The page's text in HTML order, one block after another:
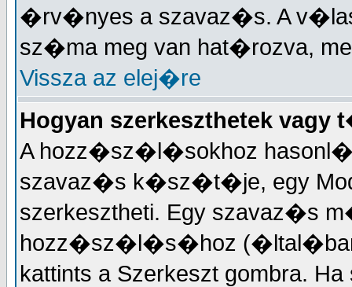
�rv�nyes a szavaz�s. A
sz�ma meg van hat�rozva,
Vissza az elej�re
Hogyan szerkeszthetek
A hozz�sz�l�sokhoz
szavaz�s k�sz�t�je, egy
szerkesztheti. Egy szavaz�s
hozz�sz�l�s�hoz
kattints a Szerkeszt gombra.